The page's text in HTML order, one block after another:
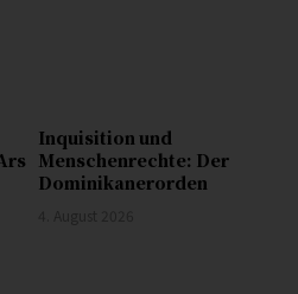
Inquisition und
Menschenrechte: Der
Dominikanerorden